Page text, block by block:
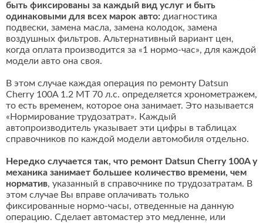
быть фиксированы за каждый вид услуг и быть
одинаковыми для всех марок авто: диагностика
подвески, замена масла, замена колодок, замена
воздушных фильтров. Альтернативный вариант цен,
когда оплата производится за «1 нормо-час», для каждой
модели авто она своя.
В этом случае каждая операция по ремонту Datsun
Cherry 100A 1.2 MT 70 л.с. определяется хронометражем,
то есть временем, которое она занимает. Это называется
«Нормирование трудозатрат». Каждый
автопроизводитель указывает эти цифры в таблицах
справочников по каждой модели автомобиля отдельно.
Нередко случается так, что ремонт Datsun Cherry 100A у
механика занимает большее количество времени, чем
норматив, указанный в справочнике по трудозатратам. В
этом случае Вы вправе оплачивать только
фиксированные нормо-часы, отведенные на данную
операцию. Сделает автомастер это медленне, или